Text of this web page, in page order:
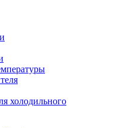
холодильного